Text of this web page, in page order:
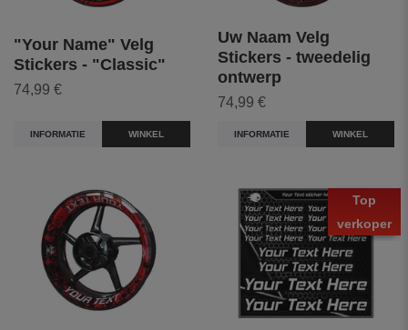
"Your Name" Velg
Stickers - "Classic"
74,99 €
INFORMATIE WINKEL
Uw Naam Velg
Stickers - tweedelig
ontwerp
74,99 €
INFORMATIE WINKEL
Top
verkoper